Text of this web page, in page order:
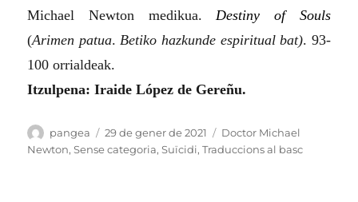
Michael Newton medikua.Destiny of Souls
(Arimen patua.Betiko hazkunde espiritual bat). 93-
100 orrialdeak.
Itzulpena: Iraide López de Gereñu.
Autor
pangea
Publicat
el
29 de gener de 2021 Categories
Doctor Michael
Newton,Sense categoria,Suïcidi,Traduccions al basc